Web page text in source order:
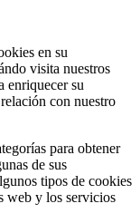
en su
visita nuestros
enriquecer su
con nuestro
para obtener
de sus
tipos de cookies
web y los servicios